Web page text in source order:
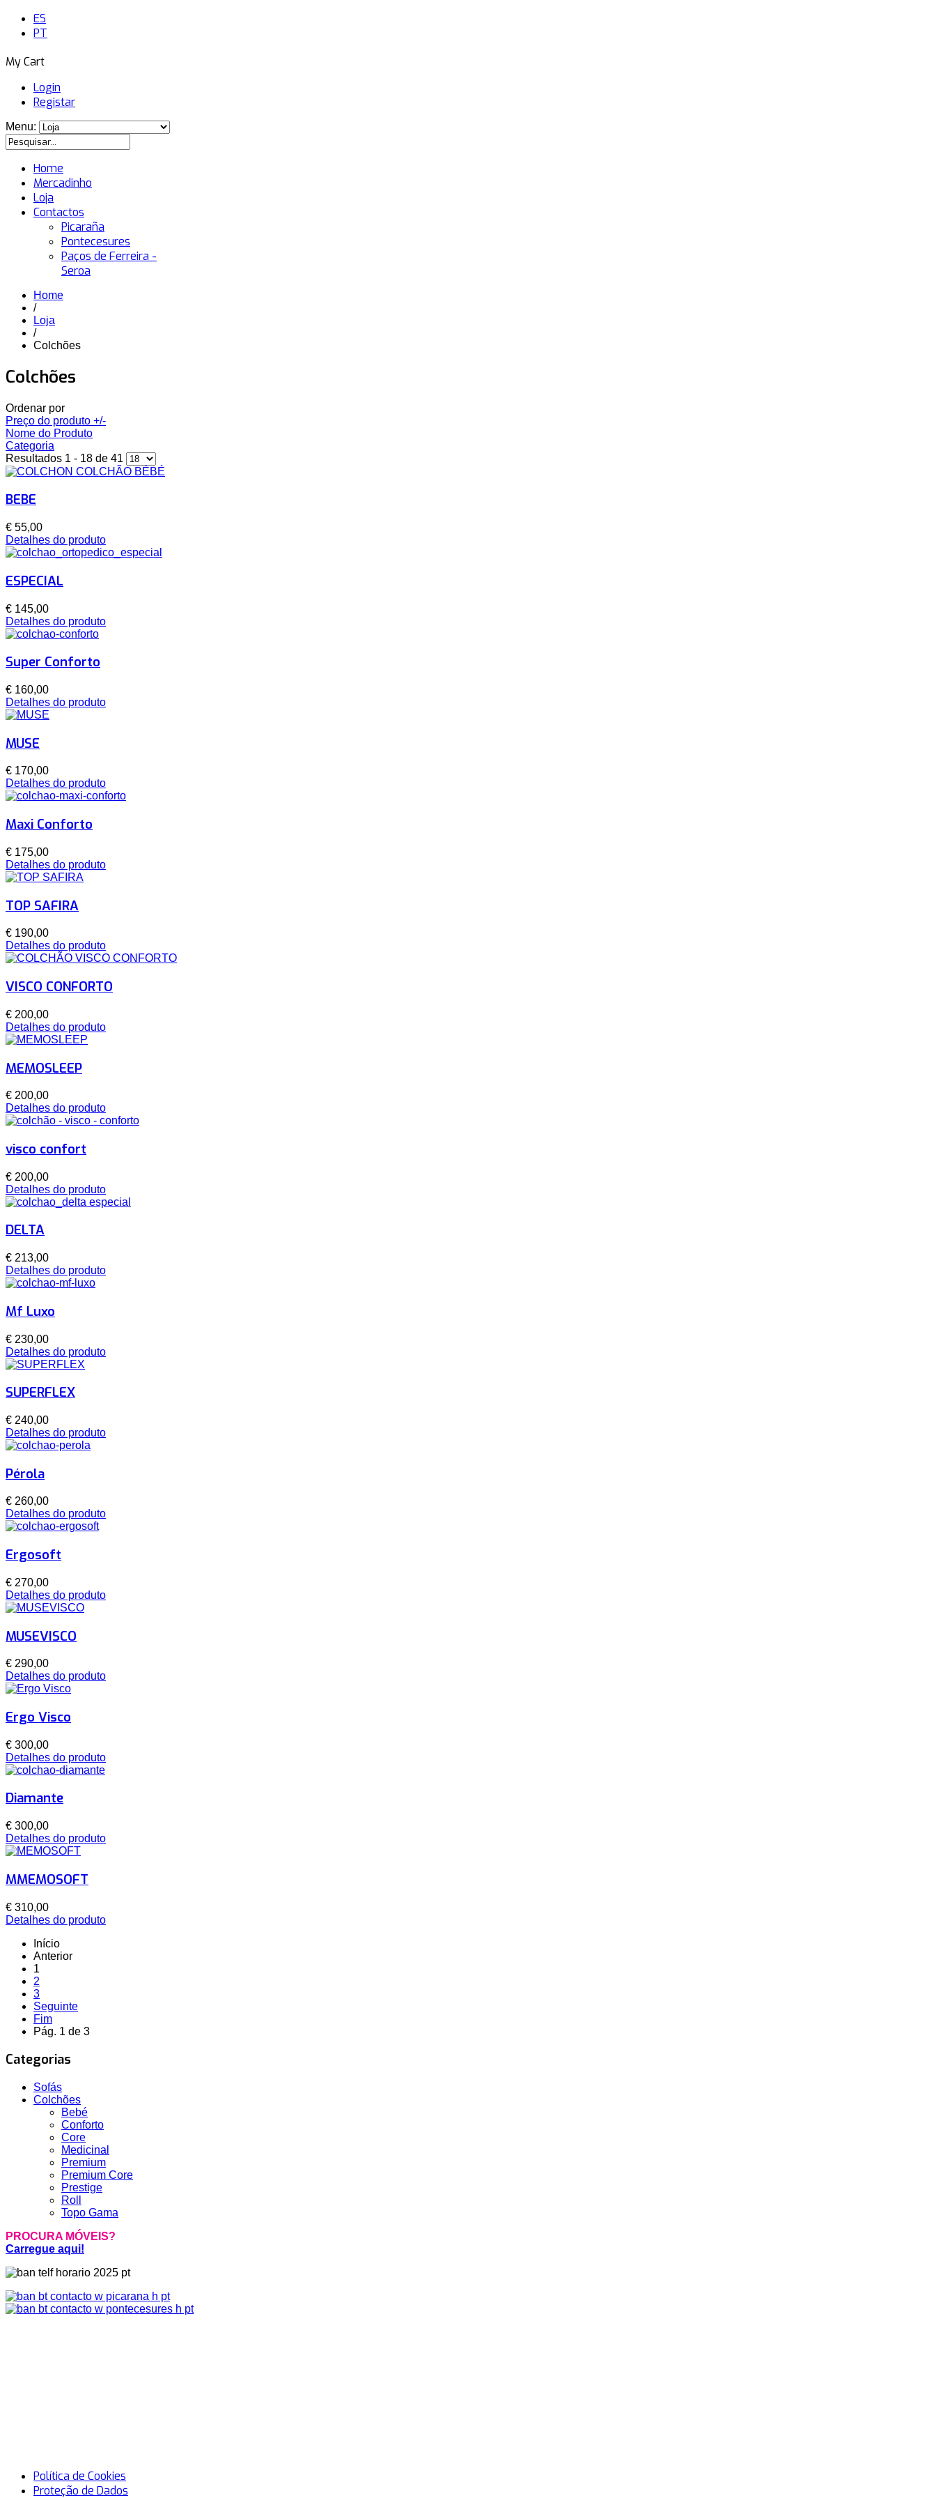
ES
PT
My Cart
Login
Registar
Menu:
Home
Mercadinho
Loja
Contactos
Picaraña
Pontecesures
Paços de Ferreira -
Seroa
Home
/
Loja
/
Colchões
Colchões
Ordenar por
Preço do produto +/-
Nome do Produto
Categoria
Resultados 1 - 18 de 41
BEBE
€ 55,00
Detalhes do produto
ESPECIAL
€ 145,00
Detalhes do produto
Super Conforto
€ 160,00
Detalhes do produto
MUSE
€ 170,00
Detalhes do produto
Maxi Conforto
€ 175,00
Detalhes do produto
TOP SAFIRA
€ 190,00
Detalhes do produto
VISCO CONFORTO
€ 200,00
Detalhes do produto
MEMOSLEEP
€ 200,00
Detalhes do produto
visco confort
€ 200,00
Detalhes do produto
DELTA
€ 213,00
Detalhes do produto
Mf Luxo
€ 230,00
Detalhes do produto
SUPERFLEX
€ 240,00
Detalhes do produto
Pérola
€ 260,00
Detalhes do produto
Ergosoft
€ 270,00
Detalhes do produto
MUSEVISCO
€ 290,00
Detalhes do produto
Ergo Visco
€ 300,00
Detalhes do produto
Diamante
€ 300,00
Detalhes do produto
MMEMOSOFT
€ 310,00
Detalhes do produto
Início
Anterior
1
2
3
Seguinte
Fim
Pág. 1 de 3
Categorias
Sofás
Colchões
Bebé
Conforto
Core
Medicinal
Premium
Premium Core
Prestige
Roll
Topo Gama
PROCURA MÓVEIS?
Carregue aqui!
Política de Cookies
Proteção de Dados